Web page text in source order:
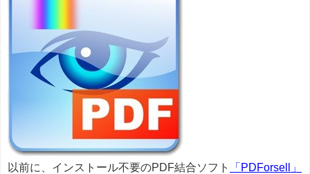
以前に、インストール不要のPDF結合ソフト
「PDForsell」